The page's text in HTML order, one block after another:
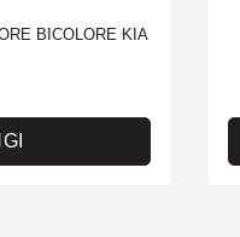
BICOLORE KIA